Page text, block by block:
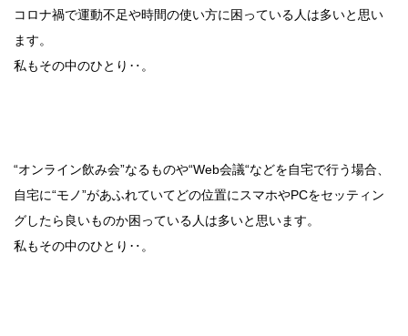
コロナ禍で運動不足や時間の使い方に困っている人は多いと思い
ます。
私もその中のひとり‥。
“オンライン飲み会”なるものや“Web会議“などを自宅で行う場合、
自宅に“モノ”があふれていてどの位置にスマホやPCをセッティン
グしたら良いものか困っている人は多いと思います。
私もその中のひとり‥。